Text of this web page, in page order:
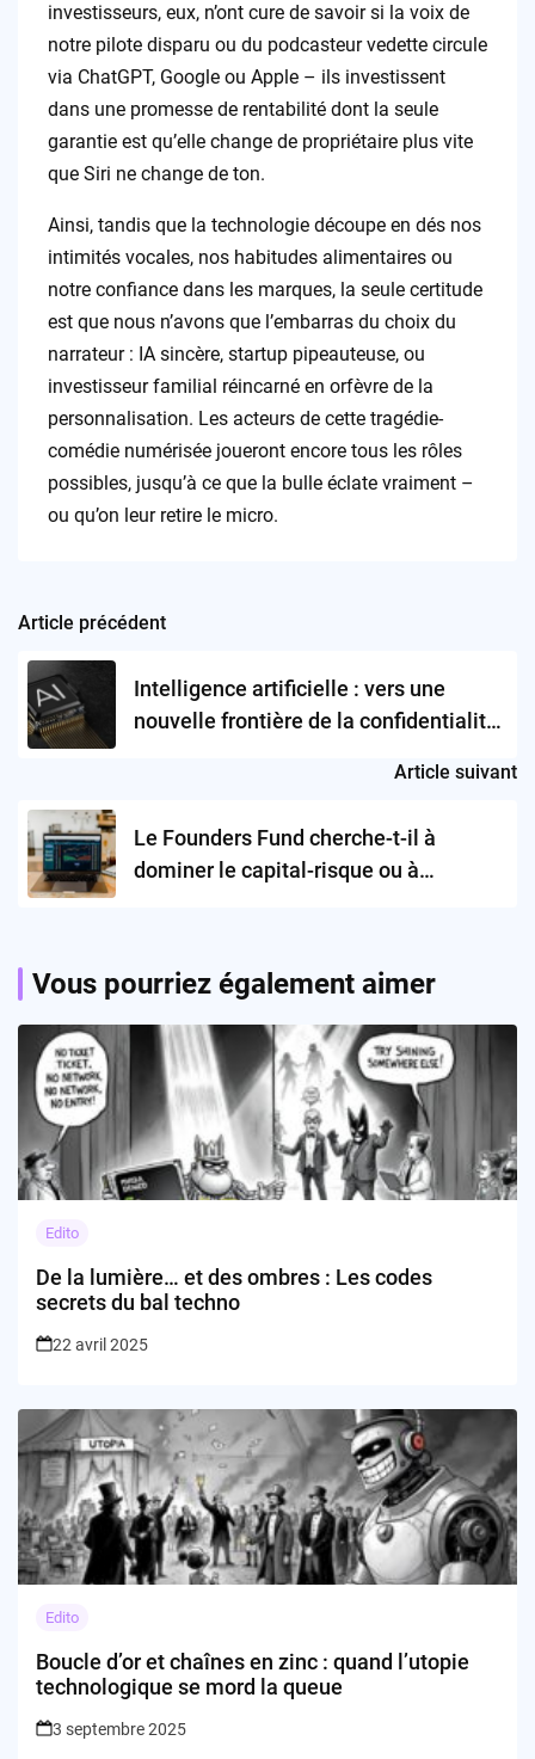
investisseurs, eux, n’ont cure de savoir si la voix de
notre pilote disparu ou du podcasteur vedette circule
via ChatGPT, Google ou Apple – ils investissent
dans une promesse de rentabilité dont la seule
garantie est qu’elle change de propriétaire plus vite
que Siri ne change de ton.
Ainsi, tandis que la technologie découpe en dés nos
intimités vocales, nos habitudes alimentaires ou
notre confiance dans les marques, la seule certitude
est que nous n’avons que l’embarras du choix du
narrateur : IA sincère, startup pipeauteuse, ou
investisseur familial réincarné en orfèvre de la
personnalisation. Les acteurs de cette tragédie-
comédie numérisée joueront encore tous les rôles
possibles, jusqu’à ce que la bulle éclate vraiment –
ou qu’on leur retire le micro.
Post
navigation
Article précédent
Intelligence artificielle : vers une
nouvelle frontière de la confidentialité
Article suivant
Le Founders Fund cherche-t-il à
dominer le capital-risque ou à
Vous pourriez également aimer
Edito
De la lumière… et des ombres : Les codes
secrets du bal techno
22 avril 2025
Edito
Boucle d’or et chaînes en zinc : quand l’utopie
technologique se mord la queue
3 septembre 2025